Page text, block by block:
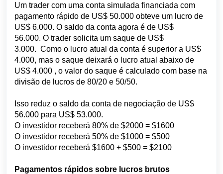
Um trader com uma conta simulada financiada com
pagamento rápido de US$ 50.000 obteve um lucro de
US$ 6.000. O saldo da conta agora é de US$
56.000. O trader solicita um saque de US$
3.000. Como o lucro atual da conta é superior a US$
4.000, mas o saque deixará o lucro atual abaixo de
US$ 4.000 , o valor do saque é calculado com base na
divisão de lucros de 80/20 e 50/50.
Isso reduz o saldo da conta de negociação de US$
56.000 para US$ 53.000.
O investidor receberá 80% de $2000 = $1600
O investidor receberá 50% de $1000 = $500
O investidor receberá $1600 + $500 = $2100
Pagamentos rápidos sobre lucros brutos